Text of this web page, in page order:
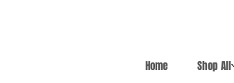
Home Shop All